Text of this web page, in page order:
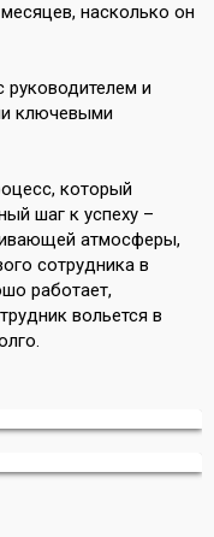
насколько он
и
ключевыми
который
шаг к успеху –
атмосферы,
сотрудника в
работает,
вольется в